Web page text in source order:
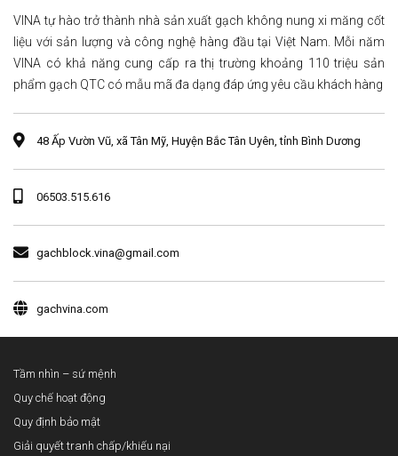
VINA tự hào trở thành nhà sản xuất gạch không nung xi măng cốt
liệu với sản lượng và công nghệ hàng đầu tại Việt Nam. Mỗi năm
VINA có khả năng cung cấp ra thị trường khoảng 110 triệu sản
phẩm gạch QTC có mẫu mã đa dạng đáp ứng yêu cầu khách hàng
48 Ấp Vườn Vũ, xã Tân Mỹ, Huyện Bắc Tân Uyên, tỉnh Bình Dương
06503.515.616
gachblock.vina@gmail.com
gachvina.com
Tầm nhìn – sứ mệnh
Quy chế hoạt động
Quy định bảo mật
Giải quyết tranh chấp/khiếu nại